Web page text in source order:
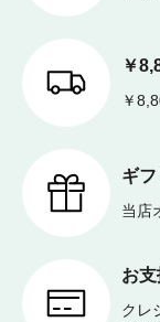
￥
￥
ギ
当店
お
クレ